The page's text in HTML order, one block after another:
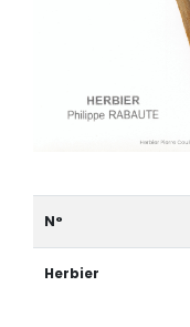
N°
Herbier